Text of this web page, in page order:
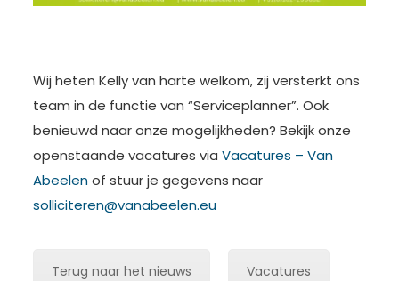
Wij heten Kelly van harte welkom, zij versterkt ons
team in de functie van “Serviceplanner”. Ook
benieuwd naar onze mogelijkheden? Bekijk onze
openstaande vacatures via Vacatures – Van
Abeelenof stuur je gegevens naar
solliciteren@vanabeelen.eu
Terug naar het nieuws Vacatures